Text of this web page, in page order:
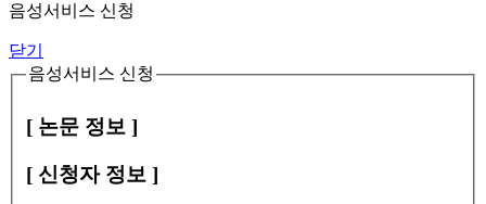
음성서비스 신청
닫기
음성서비스 신청
[ 논문 정보 ]
[ 신청자 정보 ]